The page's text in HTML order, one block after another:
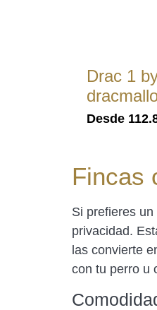
Drac 1
Desde
Fincas
Si prefieres
privacidad.
las convierte
con tu perro u